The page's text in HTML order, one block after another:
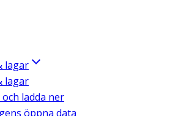
lagar
lagar
ladda ner
öppna data